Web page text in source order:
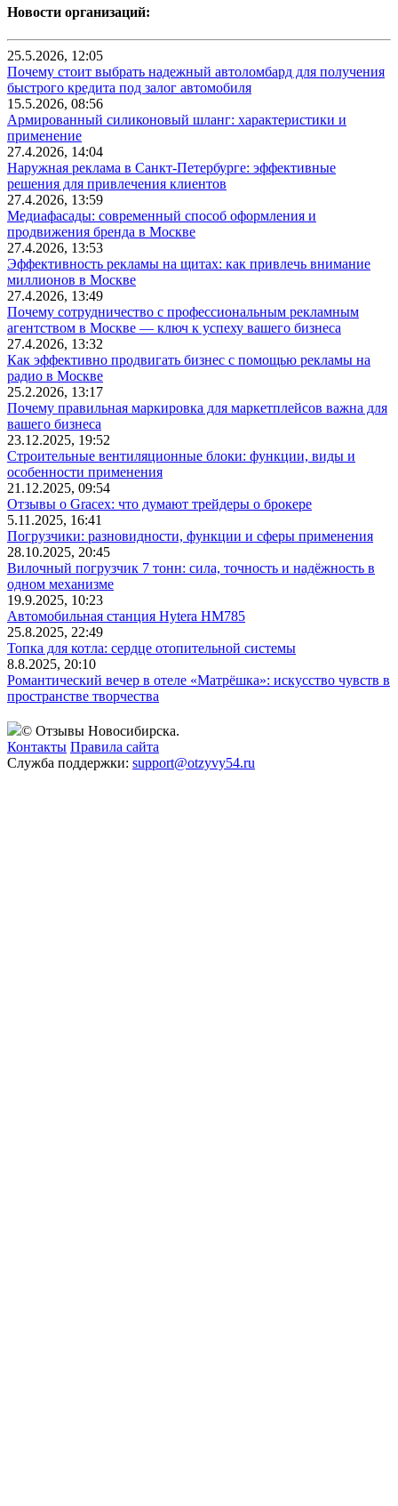
Новости организаций:
25.5.2026, 12:05
Почему стоит выбрать надежный автоломбард для получения
быстрого кредита под залог автомобиля
15.5.2026, 08:56
Армированный силиконовый шланг: характеристики и
применение
27.4.2026, 14:04
Наружная реклама в Санкт-Петербурге: эффективные
решения для привлечения клиентов
27.4.2026, 13:59
Медиафасады: современный способ оформления и
продвижения бренда в Москве
27.4.2026, 13:53
Эффективность рекламы на щитах: как привлечь внимание
миллионов в Москве
27.4.2026, 13:49
Почему сотрудничество с профессиональным рекламным
агентством в Москве — ключ к успеху вашего бизнеса
27.4.2026, 13:32
Как эффективно продвигать бизнес с помощью рекламы на
радио в Москве
25.2.2026, 13:17
Почему правильная маркировка для маркетплейсов важна для
вашего бизнеса
23.12.2025, 19:52
Строительные вентиляционные блоки: функции, виды и
особенности применения
21.12.2025, 09:54
Отзывы о Gracex: что думают трейдеры о брокере
5.11.2025, 16:41
Погрузчики: разновидности, функции и сферы применения
28.10.2025, 20:45
Вилочный погрузчик 7 тонн: сила, точность и надёжность в
одном механизме
19.9.2025, 10:23
Автомобильная станция Hytera HM785
25.8.2025, 22:49
Топка для котла: сердце отопительной системы
8.8.2025, 20:10
Романтический вечер в отеле «Матрёшка»: искусство чувств в
пространстве творчества
© Отзывы Новосибирска.
Контакты Правила сайта
Служба поддержки: support@otzyvy54.ru